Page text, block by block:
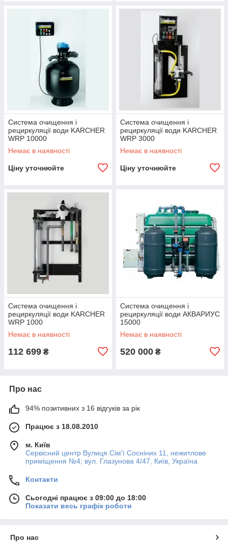
Система очищення і
рециркуляції води KARCHER
WRP 10000
Немає в наявності
Ціну уточнюйте
Система очищення і
рециркуляції води KARCHER
WRP 3000
Немає в наявності
Ціну уточнюйте
Система очищення і
рециркуляції води KARCHER
WRP 1000
Немає в наявності
112 699 ₴
Система очищення і
рециркуляції води АКВАРИУС
15000
Немає в наявності
520 000 ₴
Про нас
94% позитивних з 16 відгуків за рік
Працює з 18.08.2010
м. Київ
Сервісний центр Вулиця Сім'ї Сосніних 11, нежитлове
приміщення №4; вул. Глазунова 4/47, Київ, Україна
Контакти
Сьогодні працює з 09:00 до 18:00
Показати весь графік роботи
Про нас